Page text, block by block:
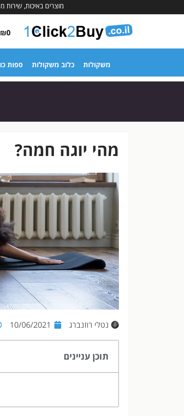
מוצרים באיכות, שירות
₪0
משקולות כלוב משקולות ספות
מהי יוגה חמה?
נטלי רוזנברג 10/06/2021
תוכן עניינים